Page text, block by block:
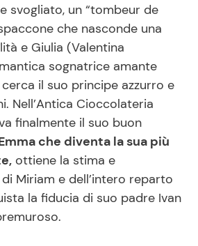
svogliato, un “tombeur de
che nasconde una
e Giulia (Valentina
sognatrice amante
il suo principe azzurro e
Nell’Antica Cioccolateria
finalmente il suo buon
che diventa la sua più
ottiene la stima e
Miriam e dell’intero reparto
la fiducia di suo padre Ivan